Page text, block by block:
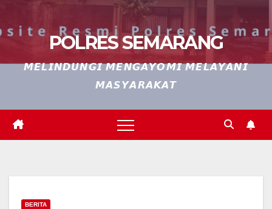
POLRES SEMARANG
𝙈𝙀𝙇𝙄𝙉𝘿𝙐𝙉𝙂𝙄 𝙈𝙀𝙉𝙂𝘼𝙔𝙊𝙈𝙄 𝙈𝙀𝙇𝘼𝙔𝘼𝙉𝙄
𝙈𝘼𝙎𝙔𝘼𝙍𝘼𝙆𝘼𝙏
BERITA